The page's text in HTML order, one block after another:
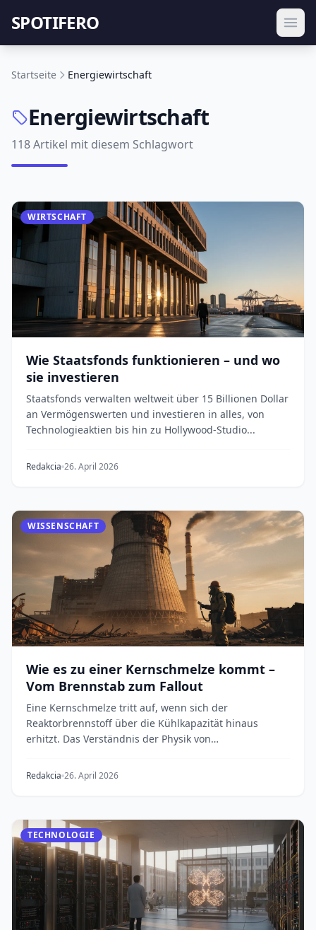
SPOTIFERO
Startseite Energiewirtschaft
Energiewirtschaft
118 Artikel mit diesem Schlagwort
WIRTSCHAFT
Wie Staatsfonds funktionieren – und wo
sie investieren
Staatsfonds verwalten weltweit über 15 Billionen Dollar
an Vermögenswerten und investieren in alles, von
Technologieaktien bis hin zu Hollywood-Studio...
Redakcia 26. April 2026
WISSENSCHAFT
Wie es zu einer Kernschmelze kommt –
Vom Brennstab zum Fallout
Eine Kernschmelze tritt auf, wenn sich der
Reaktorbrennstoff über die Kühlkapazität hinaus
erhitzt. Das Verständnis der Physik von
Redakcia 26. April 2026
TECHNOLOGIE